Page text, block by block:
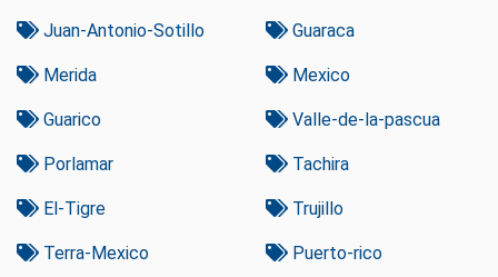
Juan-Antonio-Sotillo Guaraca
Merida Mexico
Guarico Valle-de-la-pascua
Porlamar Tachira
El-Tigre Trujillo
Terra-Mexico Puerto-rico